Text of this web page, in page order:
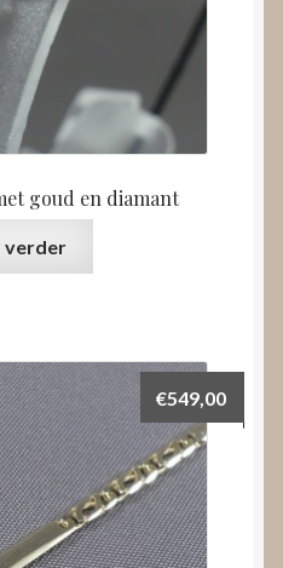
goud en diamant
verder
€549,00